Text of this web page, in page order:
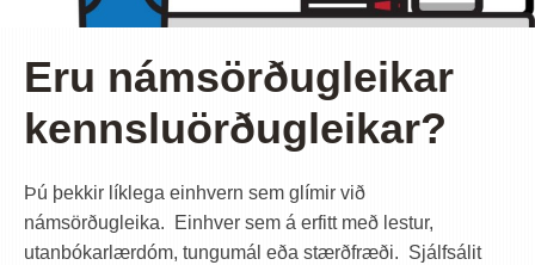
Eru námsörðugleikar
kennsluörðugleikar?
Þú þekkir líklega einhvern sem glímir við
námsörðugleika. Einhver sem á erfitt með lestur,
utanbókarlærdóm, tungumál eða stærðfræði. Sjálfsálit